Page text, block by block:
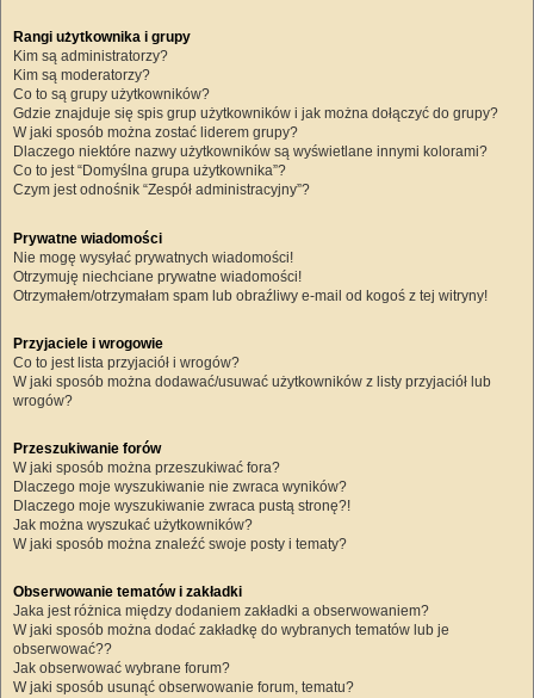
Rangi użytkownika i grupy
Kim są administratorzy?
Kim są moderatorzy?
Co to są grupy użytkowników?
Gdzie znajduje się spis grup użytkowników i jak można dołączyć do grupy?
W jaki sposób można zostać liderem grupy?
Dlaczego niektóre nazwy użytkowników są wyświetlane innymi kolorami?
Co to jest “Domyślna grupa użytkownika”?
Czym jest odnośnik “Zespół administracyjny”?
Prywatne wiadomości
Nie mogę wysyłać prywatnych wiadomości!
Otrzymuję niechciane prywatne wiadomości!
Otrzymałem/otrzymałam spam lub obraźliwy e-mail od kogoś z tej witryny!
Przyjaciele i wrogowie
Co to jest lista przyjaciół i wrogów?
W jaki sposób można dodawać/usuwać użytkowników z listy przyjaciół lub
wrogów?
Przeszukiwanie forów
W jaki sposób można przeszukiwać fora?
Dlaczego moje wyszukiwanie nie zwraca wyników?
Dlaczego moje wyszukiwanie zwraca pustą stronę?!
Jak można wyszukać użytkowników?
W jaki sposób można znaleźć swoje posty i tematy?
Obserwowanie tematów i zakładki
Jaka jest różnica między dodaniem zakładki a obserwowaniem?
W jaki sposób można dodać zakładkę do wybranych tematów lub je
obserwować??
Jak obserwować wybrane forum?
W jaki sposób usunąć obserwowanie forum, tematu?